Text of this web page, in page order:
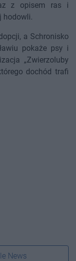
z opisem ras i
hodowli.
a Schronisko
pokaże psy i
„Zwierzoluby
dochód trafi
News